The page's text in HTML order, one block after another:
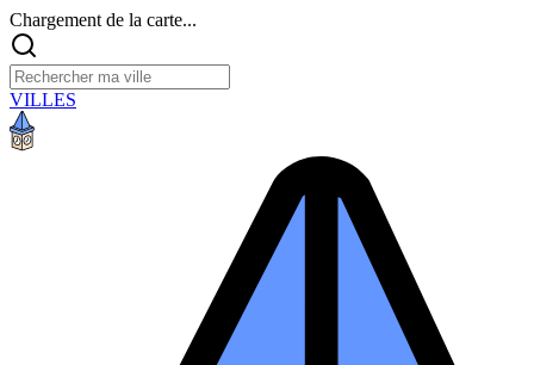
Chargement de la carte...
VILLES